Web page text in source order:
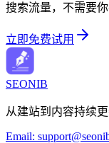
搜索流量，不需要你
立即免费试用
SEONIB
从建站到内容持续
Email: